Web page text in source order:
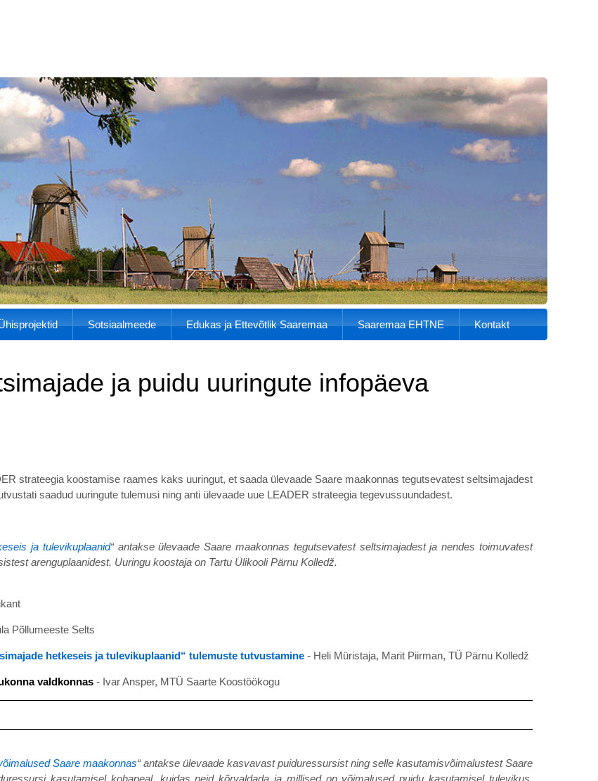
Sotsiaalmeede Edukas ja Ettevõtlik Saaremaa Saaremaa EHTNE Kontakt
ja puidu uuringute infopäeva
strateegia koostamise raames kaks uuringut, et saada ülevaade Saare maakonnas tegutsevatest seltsimajadest
saadud uuringute tulemusi ning anti ülevaade uue LEADER strateegia tegevussuundadest.
ja tulevikuplaanid“ antakse ülevaade Saare maakonnas tegutsevatest seltsimajadest ja nendes toimuvatest
arenguplaanidest. Uuringu koostaja on Tartu Ülikooli Pärnu Kolledž.
Põllumeeste Selts
hetkeseis ja tulevikuplaanid“ tulemuste tutvustamine - Heli Müristaja, Marit Piirman, TÜ Pärnu Kolledž
valdkonnas - Ivar Ansper, MTÜ Saarte Koostöökogu
Saare maakonnas“ antakse ülevaade kasvavast puiduressursist ning selle kasutamisvõimalustest Saare
kasutamisel kohapeal, kuidas neid kõrvaldada ja millised on võimalused puidu kasutamisel tulevikus.